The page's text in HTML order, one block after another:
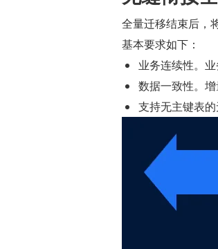
全量迁移结束后，
基本要求如下：
业务连续性。
数据一致性。
支持无主键表的